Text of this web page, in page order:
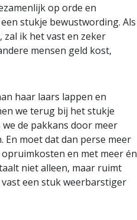
op orde en
stukje bewustwording. Als
ik het vast en zeker
mensen geld kost,
haar laars lappen en
we terug bij het stukje
de pakkans door meer
moet dat dan perse meer
en met meer én
niet alleen, maar ruimt
een stuk weerbarstiger